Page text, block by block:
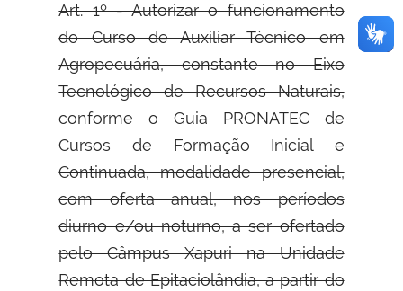
Art. 1º - Autorizar o funcionamento
do Curso de Auxiliar Técnico em
Agropecuária, constante no Eixo
Tecnológico de Recursos Naturais,
conforme o Guia PRONATEC de
Cursos de Formação Inicial e
Continuada, modalidade presencial,
com oferta anual, nos períodos
diurno e/ou noturno, a ser ofertado
pelo Câmpus Xapuri na Unidade
Remota de Epitaciolândia, a partir do